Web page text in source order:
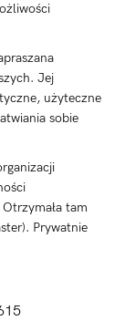
Jej
użyteczne
sobie
tam
Prywatnie